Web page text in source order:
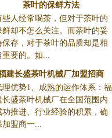
茶叶的保鲜方法
些人经常喝茶，但对于茶叶的
鲜却不怎么关注。而茶叶的妥
保存，对于茶叶的品质却是相
重要的。如...
建长盛茶叶机械厂加盟招商
理优势1、成熟的运作体系：福
长盛茶叶机械厂在全国范围内
功推进、行业经验的积累，确
加盟商一...